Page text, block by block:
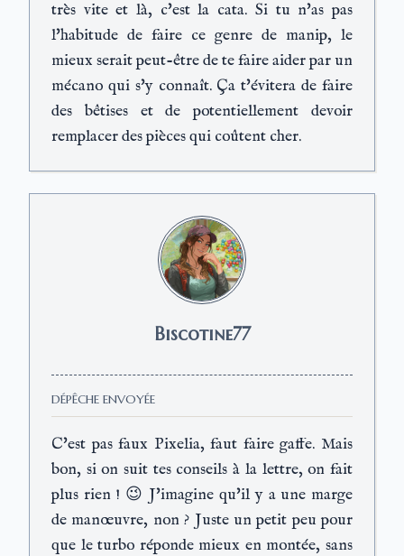
très vite et là, c'est la cata. Si tu n'as pas
l'habitude de faire ce genre de manip, le
mieux serait peut-être de te faire aider par un
mécano qui s'y connaît. Ça t'évitera de faire
des bêtises et de potentiellement devoir
remplacer des pièces qui coûtent cher.
Biscotine77
DÉPÊCHE ENVOYÉE
C'est pas faux Pixelia, faut faire gaffe. Mais
bon, si on suit tes conseils à la lettre, on fait
plus rien ! 😉 J'imagine qu'il y a une marge
de manœuvre, non ? Juste un petit peu pour
que le turbo réponde mieux en montée, sans